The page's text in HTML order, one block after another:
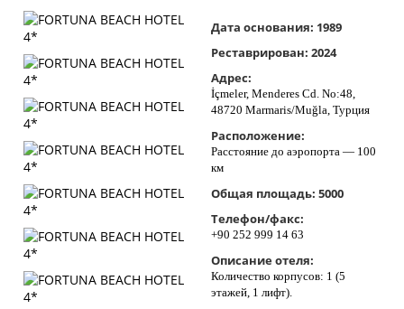
Дата основания: 1989
Реставрирован: 2024
Адрес:
İçmeler, Menderes Cd. No:48,
48720 Marmaris/Muğla, Турция
Расположение:
Расстояние до аэропорта — 100
км
Общая площадь: 5000
Телефон/факс:
+90 252 999 14 63
Описание отеля:
Количество корпусов: 1 (5
этажей, 1 лифт).